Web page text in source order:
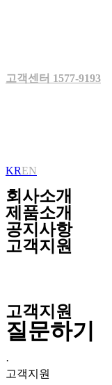
고객센터 1577-9193
KREN
회사소개
제품소개
공지사항
고객지원
고객지원
질문하기
·
고객지원